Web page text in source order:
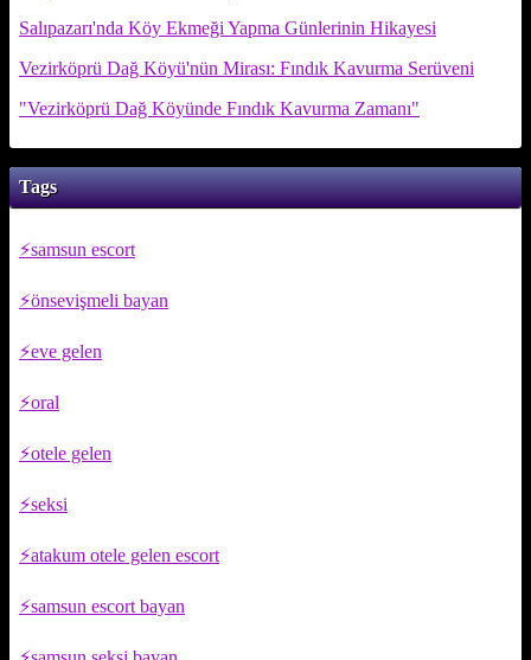
Salıpazarı'nda Köy Ekmeği Yapma Günlerinin Hikayesi
Vezirköprü Dağ Köyü'nün Mirası: Fındık Kavurma Serüveni
"Vezirköprü Dağ Köyünde Fındık Kavurma Zamanı"
Tags
samsun escort
önsevişmeli bayan
eve gelen
oral
otele gelen
seksi
atakum otele gelen escort
samsun escort bayan